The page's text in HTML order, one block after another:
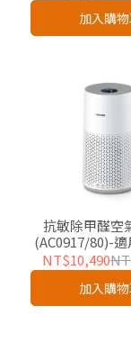
加入購
抗敏除甲醛空
(AC0917/80)-
好企業專
NT$10,490
加入購